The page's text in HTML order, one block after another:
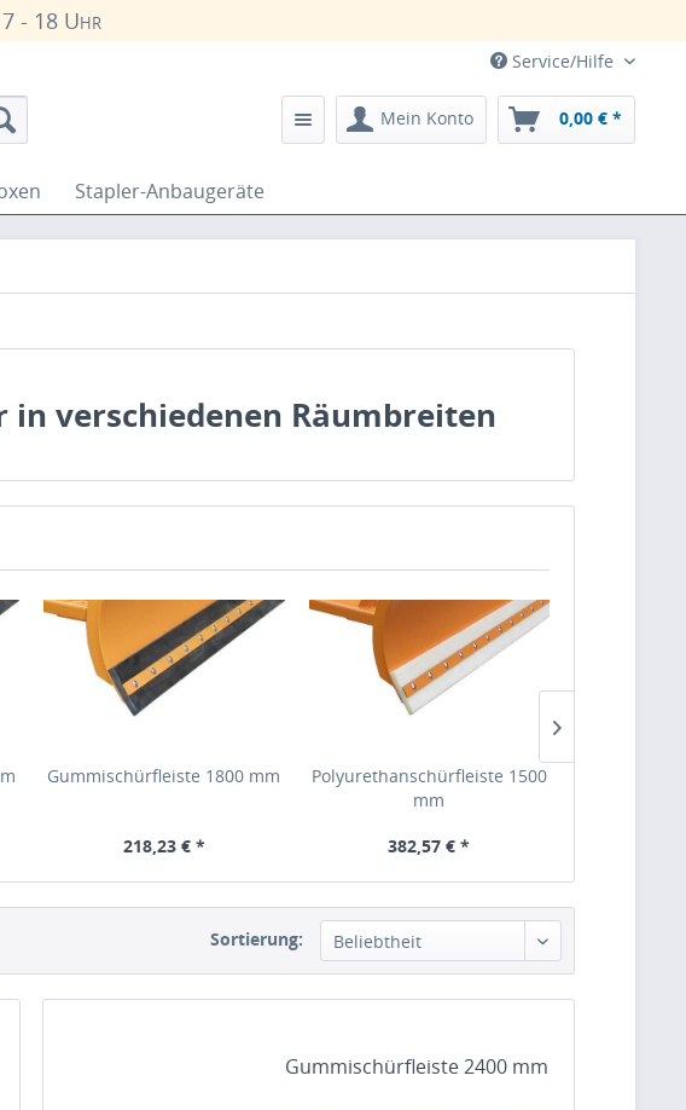
- 18 Uhr
Service/Hilfe
Mein Konto 0,00 € *
Stapler-Anbaugeräte
in verschiedenen Räumbreiten
Gummischürfleiste 1800 mm
218,23 € *
Polyurethanschürfleiste 1500
mm
382,57 € *
Sortierung: Beliebtheit
Gummischürfleiste 2400 mm